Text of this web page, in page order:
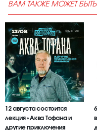
ВАМ ТАКЖЕ МОЖЕТ
12 августа состоится
лекция «Аква Тофана и
другие приключения